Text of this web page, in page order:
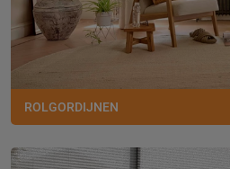
ROLGORDIJNEN